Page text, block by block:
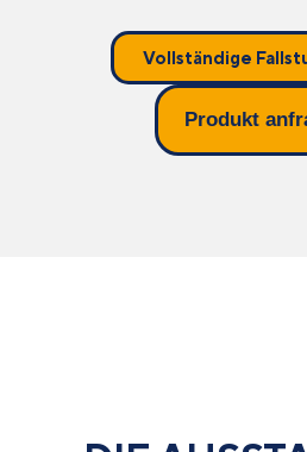
Vollständige
Produkt